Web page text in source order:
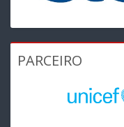
PARCEIRO